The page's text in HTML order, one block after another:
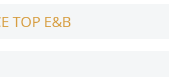
TOP E&B